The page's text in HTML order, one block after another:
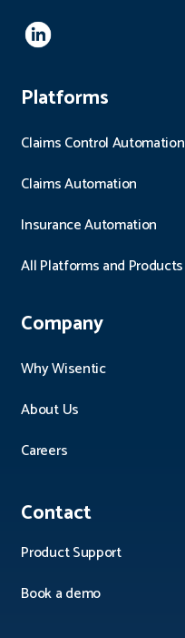
Platforms
Claims Control Automation
Claims Automation
Insurance Automation
All Platforms and Products
Company
Why Wisentic
About Us
Careers
Contact
Product Support
Book a demo